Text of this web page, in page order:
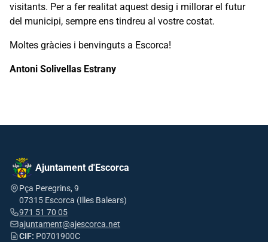
visitants. Per a fer realitat aquest desig i millorar el futur
del municipi, sempre ens tindreu al vostre costat.
Moltes gràcies i benvinguts a Escorca!
Antoni Solivellas Estrany
Ajuntament d'Escorca
Pça Peregrins, 9
07315 Escorca (Illes Balears)
971 51 70 05
ajuntament@ajescorca.net
CIF: P0701900C